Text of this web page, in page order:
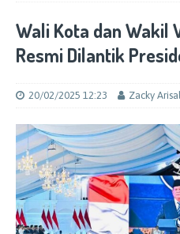
Wali Kota dan Wakil
Resmi Dilantik
20/02/2025 12:23 Zacky